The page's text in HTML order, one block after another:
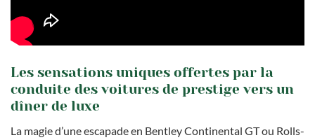
Les sensations uniques offertes par la
conduite des voitures de prestige vers un
dîner de luxe
La magie d’une escapade en Bentley Continental GT ou Rolls-